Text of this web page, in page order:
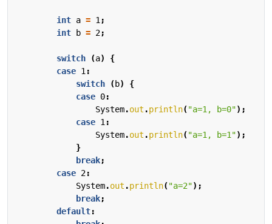
int a = 1 ;
int
b = 2;
switch (a)
{
case 1 :
switch
(b)
{
case 0:
System.out .println("a=1, b=0");
case 1 :
System.out .println("a=1, b=1");
}
break;
case 2:
System.out .println("a=2");
break;
default: